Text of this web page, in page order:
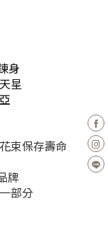
身
星
束保存壽命
牌
部分